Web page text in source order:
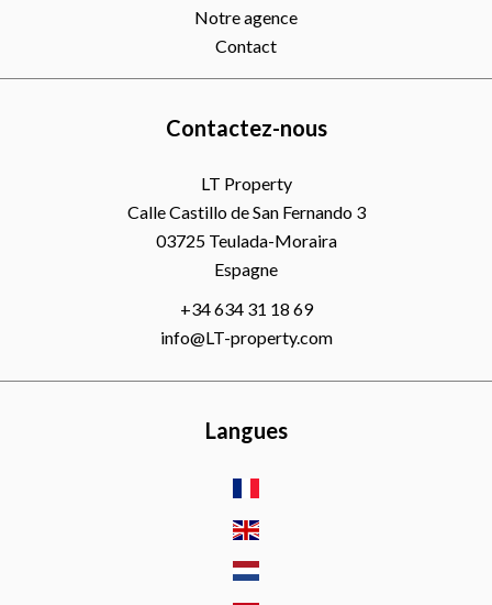
Notre agence
Contact
Contactez-nous
LT Property
Calle Castillo de San Fernando 3
03725Teulada-Moraira
Espagne
+34 634 31 18 69
info@LT-property.com
Langues